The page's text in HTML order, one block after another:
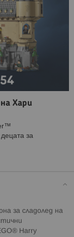
Хари
за
за сладолед на
Harry